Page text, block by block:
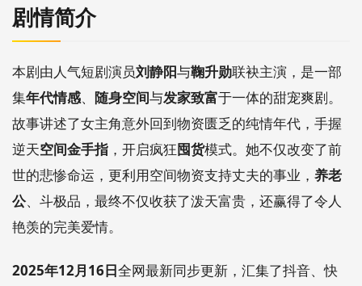
剧情简介
本剧由人气短剧演员刘静阳与鞠升勋联袂主演，是一部
集年代情感、 随身空间与发家致富于一体的甜宠爽剧。
故事讲述了女主角意外回到物资匮乏的纯情年代，手握
逆天空间金手指 ，开启疯狂囤货模式。她不仅改变了前
世的悲惨命运，更利用空间物资支持丈夫的事业， 养老
公、斗极品，最终不仅收获了泼天富贵，还赢得了令人
艳羡的完美爱情。
2025年12月16日全网最新同步更新，汇集了抖音、快